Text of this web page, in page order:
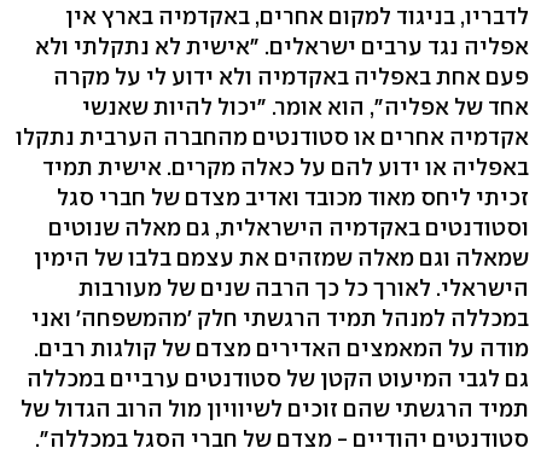
לדבריו, בניגוד למקום אחרים, באקדמיה בארץ אין
אפליה נגד ערבים ישראלים. "אישית לא נתקלתי ולא
פעם אחת באפליה באקדמיה ולא ידוע לי על מקרה
אחד של אפליה", הוא אומר. "יכול להיות שאנשי
אקדמיה אחרים או סטודנטים מהחברה הערבית נתקלו
באפליה או ידוע להם על כאלה מקרים. אישית תמיד
זכיתי ליחס מאוד מכובד ואדיב מצדם של חברי סגל
וסטודנטים באקדמיה הישראלית, גם מאלה שנוטים
שמאלה וגם מאלה שמזהים את עצמם בלבו של הימין
הישראלי. לאורך כל כך הרבה שנים של מעורבות
במכללה למנהל תמיד הרגשתי חלק 'מהמשפחה' ואני
מודה על המאמצים האדירים מצדם של קולגות רבים.
גם לגבי המיעוט הקטן של סטודנטים ערביים במכללה
תמיד הרגשתי שהם זוכים לשיוויון מול הרוב הגדול של
סטודנטים יהודיים - מצדם של חברי הסגל במכללה".